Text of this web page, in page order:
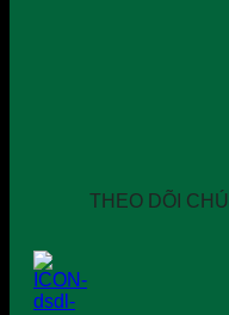
THEO DÕI